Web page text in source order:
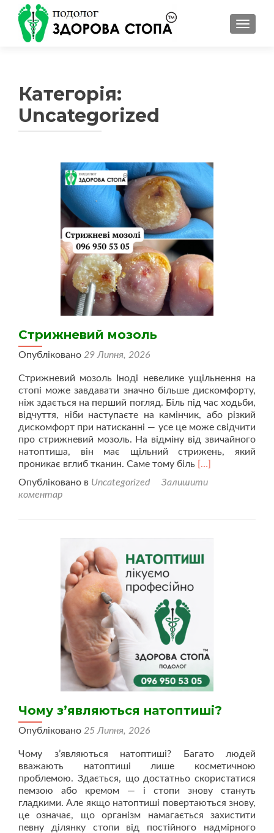
Категорія:
Uncategorized
Стрижневий мозоль
Опубліковано 29 Липня, 2026
Стрижневий мозоль Іноді невелике ущільнення на
стопі може завдавати значно більше дискомфорту,
ніж здається на перший погляд. Біль під час ходьби,
відчуття, ніби наступаєте на камінчик, або різкий
дискомфорт при натисканні — усе це може свідчити
про стрижневий мозоль. На відміну від звичайного
натоптиша, він має щільний стрижень, який
проникає вглиб тканин. Саме тому біль Читати
проСтрижневий
[…]
Опубліковано в Uncategorized
Залишити
коментар
Чому з’являються натоптиші?
Опубліковано 25 Липня, 2026
Чому з’являються натоптиші? Багато людей
вважають натоптиші лише косметичною
проблемою. Здається, що достатньо скористатися
пемзою або кремом — і стопи знову стануть
гладкими. Але якщо натоптиші повертаються знову,
це означає, що організм намагається захистити
певну ділянку стопи від постійного надмірного